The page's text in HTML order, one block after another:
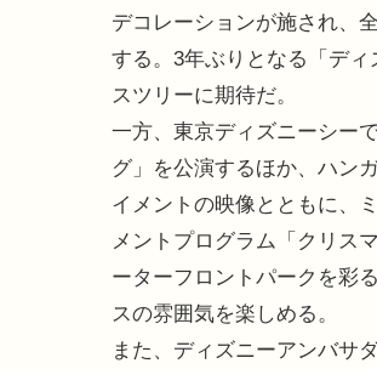
デコレーションが施され、
する。3年ぶりとなる「デ
スツリーに期待だ。
一方、東京ディズニーシー
グ」を公演するほか、ハン
イメントの映像とともに、
メントプログラム「クリス
ーターフロントパークを彩
スの雰囲気を楽しめる。
また、ディズニーアンバサ